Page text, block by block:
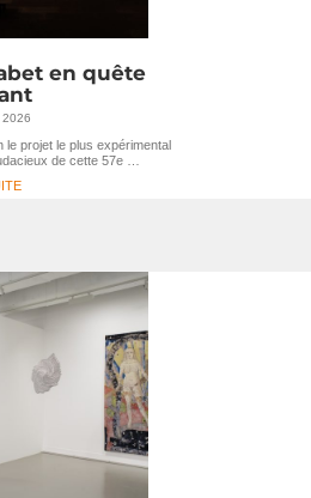
en quête
2026
le projet le plus expérimental
de cette 57e …